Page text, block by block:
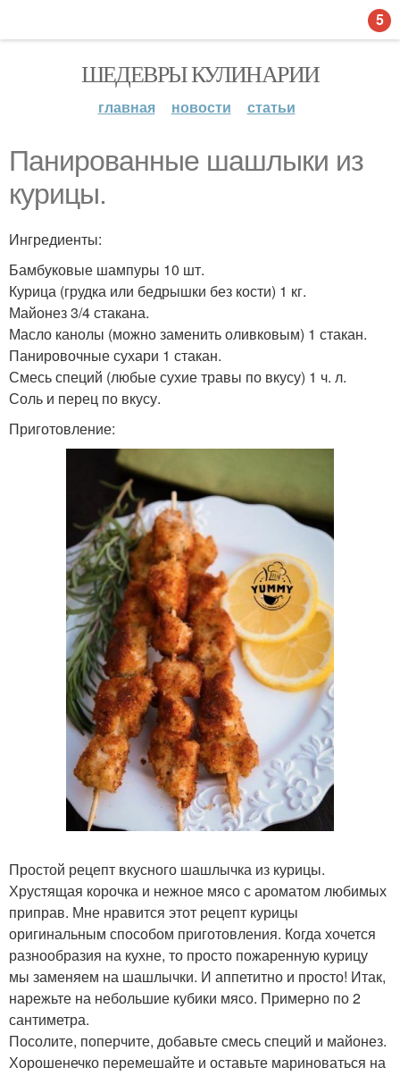
ШЕДЕВРЫ КУЛИНАРИИ
главная новости статьи
Панированные шашлыки из
курицы.
Ингредиенты:
Бамбуковые шампуры 10 шт.
Курица (грудка или бедрышки без кости) 1 кг.
Майонез 3/4 стакана.
Масло канолы (можно заменить оливковым) 1 стакан.
Панировочные сухари 1 стакан.
Смесь специй (любые сухие травы по вкусу) 1 ч. л.
Соль и перец по вкусу.
Приготовление:
Простой рецепт вкусного шашлычка из курицы.
Хрустящая корочка и нежное мясо с ароматом любимых
приправ. Мне нравится этот рецепт курицы
оригинальным способом приготовления. Когда хочется
разнообразия на кухне, то просто пожаренную курицу
мы заменяем на шашлычки. И аппетитно и просто! Итак,
нарежьте на небольшие кубики мясо. Примерно по 2
сантиметра.
Посолите, поперчите, добавьте смесь специй и майонез.
Хорошенечко перемешайте и оставьте мариноваться на
5